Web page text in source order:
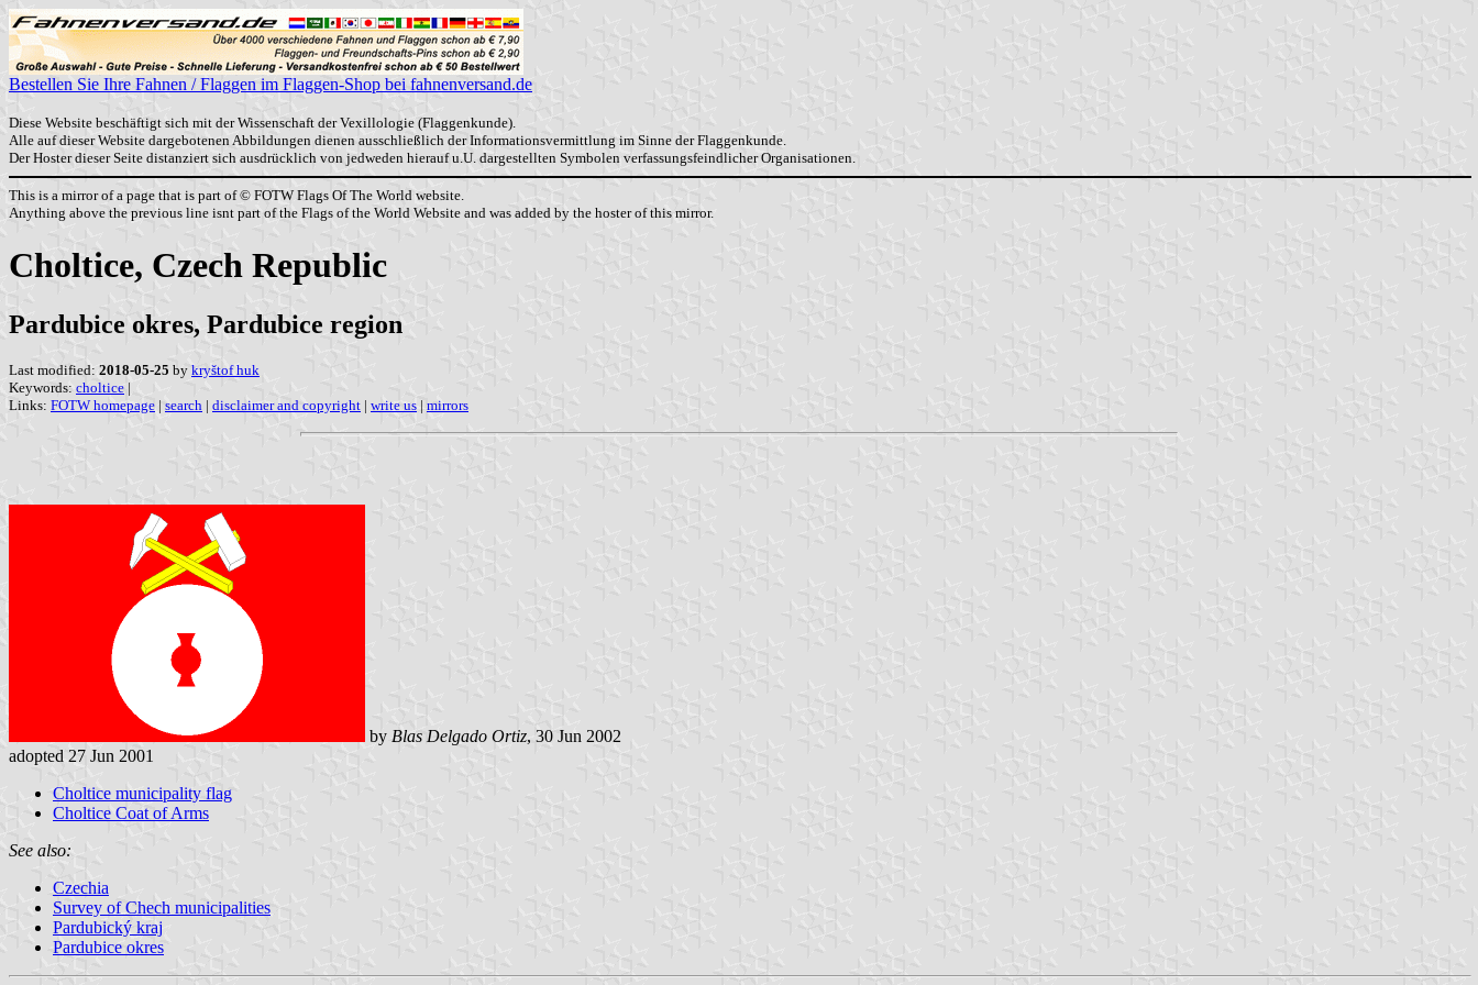
Bestellen Sie Ihre Fahnen / Flaggen im Flaggen-Shop bei fahnenversand.de
Diese Website beschäftigt sich mit der Wissenschaft der Vexillologie (Flaggenkunde).
Alle auf dieser Website dargebotenen Abbildungen dienen ausschließlich der Informationsvermittlung im Sinne der Flaggenkunde.
Der Hoster dieser Seite distanziert sich ausdrücklich von jedweden hierauf u.U. dargestellten Symbolen verfassungsfeindlicher Organisationen.
This is a mirror of a page that is part of © FOTW Flags Of The World website.
Anything above the previous line isnt part of the Flags of the World Website and was added by the hoster of this mirror.
Choltice, Czech Republic
Pardubice okres, Pardubice region
Last modified: 2018-05-25 by kryštof huk
Keywords: choltice |
Links: FOTW homepage | search | disclaimer and copyright | write us | mirrors
by Blas Delgado Ortiz, 30 Jun 2002
adopted 27 Jun 2001
Choltice municipality flag
Choltice Coat of Arms
See also:
Czechia
Survey of Chech municipalities
Pardubický kraj
Pardubice okres